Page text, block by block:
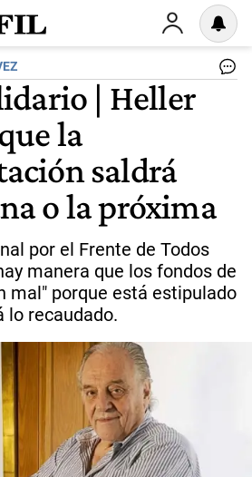
| Heller
la
saldrá
o la próxima
por el Frente de Todos
manera que los fondos de
mal" porque está estipulado
lo recaudado.